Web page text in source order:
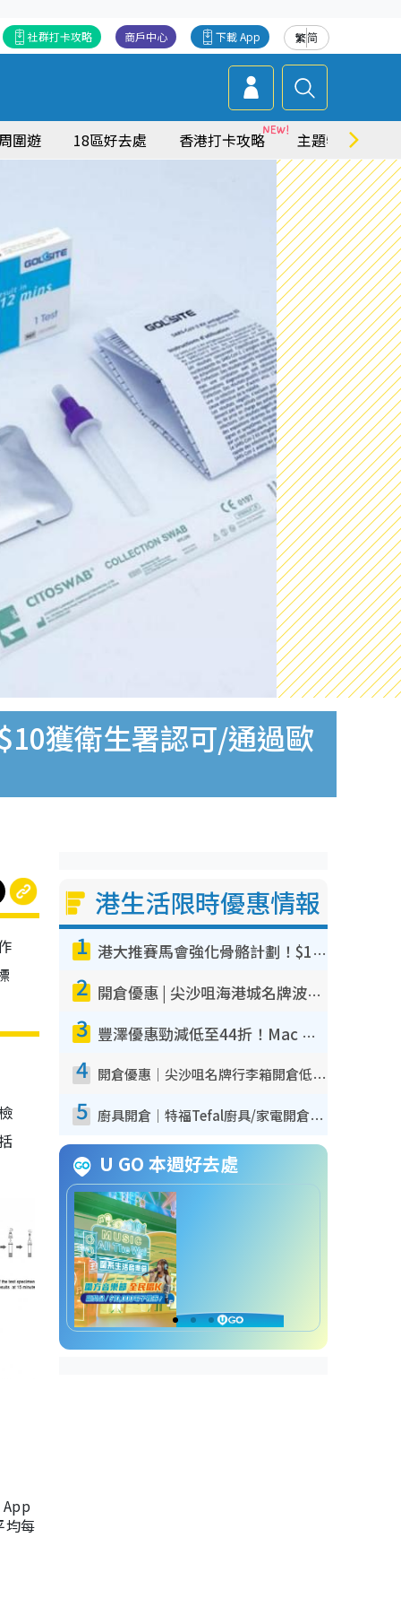
繁简
下載 App
商戶中心
社群打卡攻略
圍遊 18區好去處 香港打卡攻略 主題特集
獲衛生署認可/通過歐
均每
港生活限時優惠情報
1 港大推賽馬會強化骨骼計劃！$100骨質密度X光檢查 完成免費運動訓練送超市禮券！附參加資格
2 開倉優惠 | 尖沙咀海港城名牌波鞋開倉低至1折！On鞋$899起／Joy&Peace鞋履$98起
3 豐澤優惠勁減低至44折！Mac mini/iPhone17Pro大減價！廚房家電$220起
4 開倉優惠｜尖沙咀名牌行李箱開倉低至4折！一連5日 American Tourister/ace./Hallmark $200起！
5 廚具開倉｜特福Tefal廚具/家電開倉低至3折！$220起買平底鍋/炒鑊/湯煲！電飯煲/吸塵機/燙斗$418起
U GO 本週好去處